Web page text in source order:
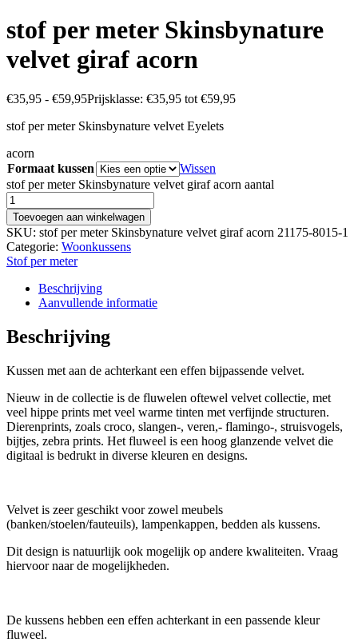
stof per meter Skinsbynature
velvet giraf acorn
€35,95 - €59,95Prijsklasse: €35,95 tot €59,95
stof per meter Skinsbynature velvet Eyelets
acorn
Formaat kussen
Wissen
stof per meter Skinsbynature velvet giraf acorn aantal
Toevoegen aan winkelwagen
SKU: stof per meter Skinsbynature velvet giraf acorn 21175-8015-1
Categorie: Woonkussens
Stof per meter
Beschrijving
Aanvullende informatie
Beschrijving
Kussen met aan de achterkant een effen bijpassende velvet.
Nieuw in de collectie is de fluwelen oftewel velvet collectie, met
veel hippe prints met veel warme tinten met verfijnde structuren.
Dierenprints, zoals croco, slangen-, veren,- flamingo-, struisvogels,
bijtjes, zebra prints. Het fluweel is een hoog glanzende velvet die
digitaal is bedrukt in diverse kleuren en designs.
Velvet is zeer geschikt voor zowel meubels
(banken/stoelen/fauteuils), lampenkappen, bedden als kussens.
Dit design is natuurlijk ook mogelijk op andere kwaliteiten. Vraag
hiervoor naar de mogelijkheden.
De kussens hebben een effen achterkant in een passende kleur
fluweel.